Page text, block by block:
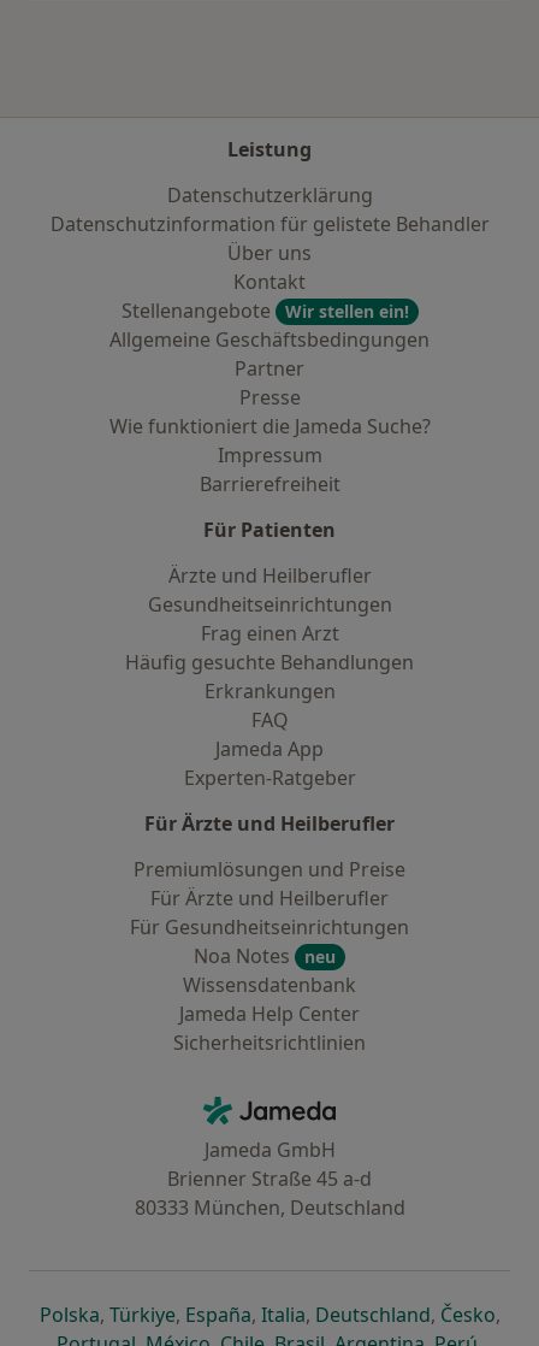
Leistung
Datenschutzerklärung
Datenschutzinformation für gelistete Behandler
Über uns
Kontakt
Stellenangebote
Wir stellen ein!
Allgemeine Geschäftsbedingungen
Partner
Presse
Wie funktioniert die Jameda Suche?
Impressum
Barrierefreiheit
Für Patienten
Ärzte und Heilberufler
Gesundheitseinrichtungen
Frag einen Arzt
Häufig gesuchte Behandlungen
Erkrankungen
FAQ
Jameda App
Experten-Ratgeber
Für Ärzte und Heilberufler
Premiumlösungen und Preise
Für Ärzte und Heilberufler
Für Gesundheitseinrichtungen
Noa Notes
neu
Wissensdatenbank
Jameda Help Center
Sicherheitsrichtlinien
Jameda - Startseite
Jameda GmbH
Brienner Straße 45 a-d
80333 München, Deutschland
Polskaöffnet in einer neuen Registerkarte
, Türkiyeöffnet in einer neuen Registerkarte
, Españaöffnet in einer neuen
, Italiaöffnet in einer neuen
, Deutschlandöffnet in
, Česko,